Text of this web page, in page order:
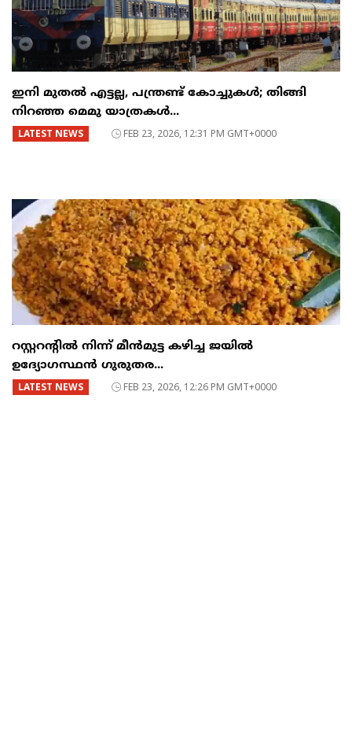
ഇനി മുതൽ എട്ടല്ല, പന്ത്രണ്ട് കോച്ചുകള്‍; തിങ്ങി
നിറഞ്ഞ മെമു യാത്രകൾ...
LATEST NEWS FEB 23, 2026, 12:31 PM GMT+0000
റസ്റ്ററന്റില്‍ നിന്ന് മീന്‍മുട്ട കഴിച്ച ജയില്‍
ഉദ്യോഗസ്ഥന്‍ ഗുരുതര...
LATEST NEWS FEB 23, 2026, 12:26 PM GMT+0000